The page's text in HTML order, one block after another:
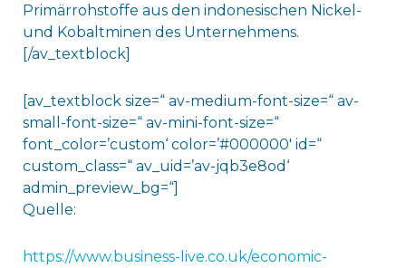
Primärrohstoffe aus den indonesischen Nickel-
und Kobaltminen des Unternehmens.
[/av_textblock]
[av_textblock size=“ av-medium-font-size=“ av-
small-font-size=“ av-mini-font-size=“
font_color=’custom‘ color=’#000000′ id=“
custom_class=“ av_uid=’av-jqb3e8od‘
admin_preview_bg=“]
Quelle:
https://www.business-live.co.uk/economic-